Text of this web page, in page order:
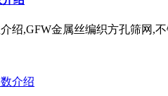
绍,GFW金属丝编织方孔筛网,